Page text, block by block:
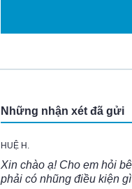
Những nhận xét đã gửi:
HUỆ H.
Xin chào ạ! Cho em hỏi
phải có nhũng điều kiện